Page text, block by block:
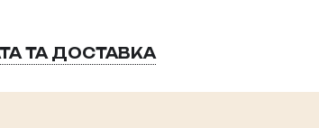
ТА ДОСТАВКА